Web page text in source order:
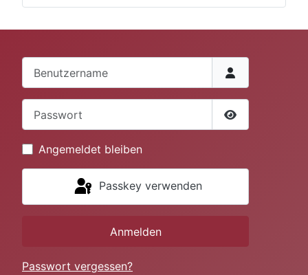
Passwort
Angemeldet bleiben
Passkey verwenden
Anmelden
Passwort vergessen?